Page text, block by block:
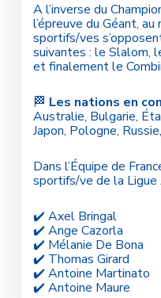
A l’inverse du
l’épreuve du Géant,
sportifs/ves
suivantes : le Slalom,
et finalement le
🏁 Les nations en
Australie, Bulgarie,
Japon, Pologne,
Dans l’Équipe de
sportifs/ve de la
✔️ Axel Bringal
✔️ Ange Cazorla
✔️ Mélanie De Bona
✔️ Thomas Girard
✔️ Antoine Martinato
✔️ Antoine Maure